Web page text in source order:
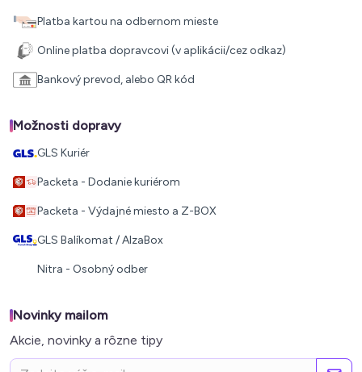
Platba kartou na odbernom mieste
Online platba dopravcovi (v aplikácii/cez odkaz)
Bankový prevod, alebo QR kód
Možnosti dopravy
GLS Kuriér
Packeta - Dodanie kuriérom
Packeta - Výdajné miesto a Z-BOX
GLS Balíkomat / AlzaBox
Nitra - Osobný odber
Novinky mailom
Akcie, novinky a rôzne tipy